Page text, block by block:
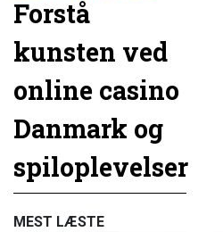
Forstå
kunsten ved
online casino
Danmark og
spiloplevelser
MEST LÆSTE